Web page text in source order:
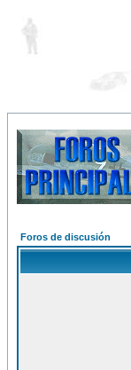
Foros de discusión